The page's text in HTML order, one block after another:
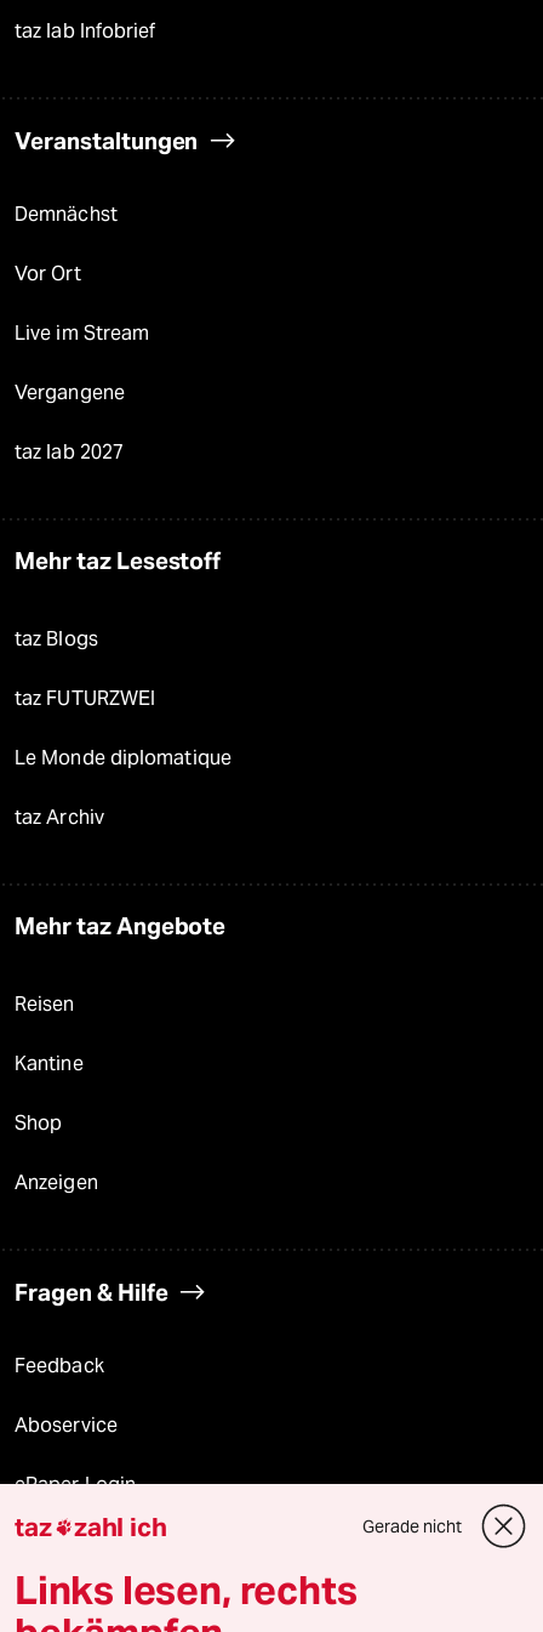
taz lab Infobrief
Veranstaltungen
Demnächst
Vor Ort
Live im Stream
Vergangene
taz lab 2027
Mehr taz Lesestoff
taz Blogs
taz FUTURZWEI
Le Monde diplomatique
taz Archiv
Mehr taz Angebote
Reisen
Kantine
Shop
Anzeigen
Fragen & Hilfe
Feedback
Aboservice
ePaper Login
Downloads für Abonnierende
taz zahl ich Gerade nicht
Links lesen, rechts